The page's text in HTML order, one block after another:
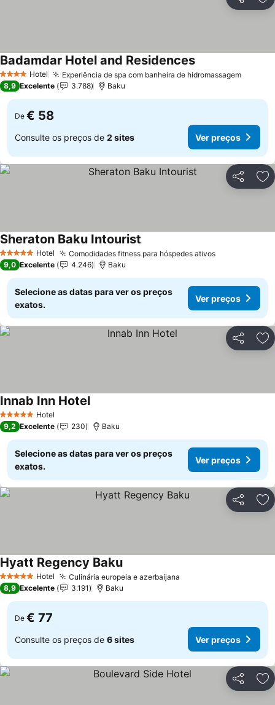
Partilhar
4 EstrelasHotel Experiência de spa com banheira de hidromassagemVer
Badamdar Hotel and ResidencesVer preços
8,9 Excelente 3.788 Baku
De € 58
Consulte os preços de 2 sites Ver preços
Partilhar
5 Estrelas Hotel Comodidades fitness para hóspedes ativosVer preços
Sheraton Baku Intourist
9,0 Excelente 4.246 Baku
Selecione as datas para ver os preços
exatos.
Ver preços
Partilhar
5 Estrelas Hotel
Innab Inn HotelVer preços
9,2 Excelente 230 Baku
Selecione as datas para ver os preços
exatos.
Ver preços
Partilhar
5 Estrelas Hotel Culinária europeia e azerbaijana
Hyatt Regency BakuVer preços
8,9 Excelente 3.191 Baku
De € 77
Consulte os preços de 6 sites Ver preços
Partilhar